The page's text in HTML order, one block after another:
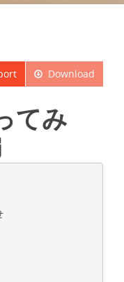
Download
てみ